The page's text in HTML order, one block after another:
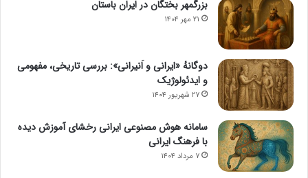
بزرگمهر بختگان در ایران باستان
۲۱ مهر ۱۴۰۴
دوگانهٔ «ایرانی و اَنیرانی»: بررسی تاریخی، مفهومی
و ایدئولوژیک
۲۷ شهریور ۱۴۰۴
سامانه هوش مصنوعی ایرانی رخشای آموزش دیده
با فرهنگ ایرانی
۷ مرداد ۱۴۰۴